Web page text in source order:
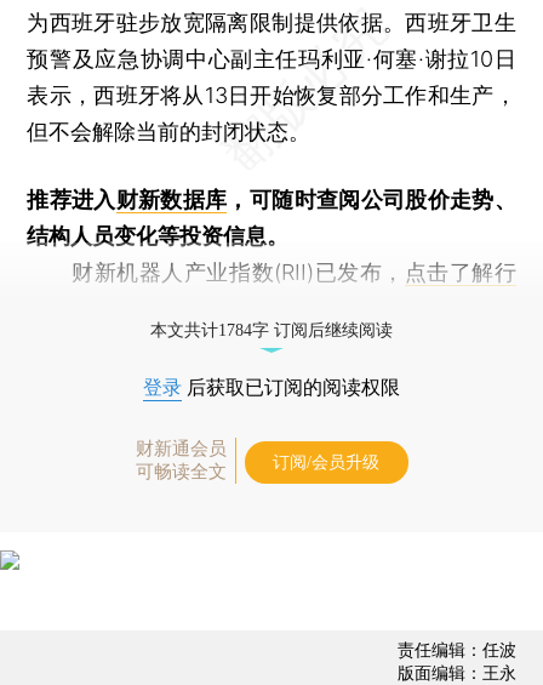
为西班牙驻步放宽隔离限制提供依据。西班牙卫生
预警及应急协调中心副主任玛利亚·何塞·谢拉10日
表示，西班牙将从13日开始恢复部分工作和生产，
但不会解除当前的封闭状态。
推荐进入财新数据库 ，可随时查阅公司股价走势、
结构人员变化等投资信息。
财新机器人产业指数(RII)已发布， 点击了解行
本文共计1784字 订阅后继续阅读
登录 后获取已订阅的阅读权限
财新通会员
可畅读全文
订阅/会员升级
责任编辑：任波
版面编辑：王永